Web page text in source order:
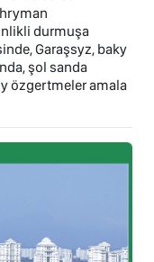
durmuşa
Garaşsyz, baky
şol sanda
özgertmeler amala